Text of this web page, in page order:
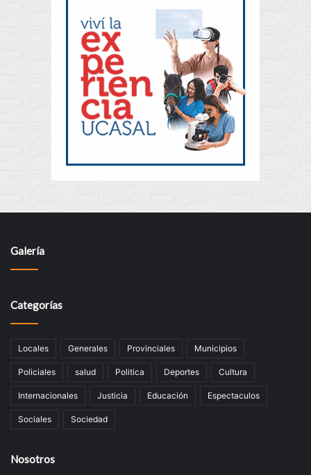
Galería
Categorías
Locales Generales Provinciales Municipios
Policiales salud Politica Deportes Cultura
Internacionales Justicia Educación Espectaculos
Sociales Sociedad
Nosotros